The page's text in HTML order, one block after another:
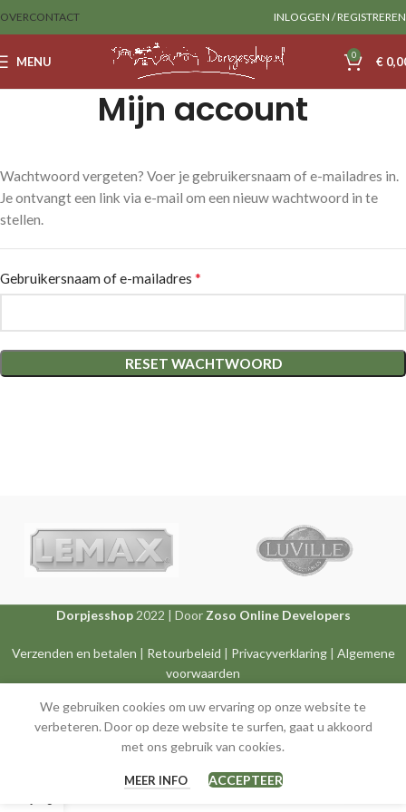
OVERCONTACT INLOGGEN / REGISTREREN
MENU 0 €
Mijn account
Wachtwoord vergeten? Voer je gebruikersnaam of e-mailadres in.
Je ontvangt een link via e-mail om een nieuw wachtwoord in te
stellen.
Gebruikersnaam of e-mailadres *
RESET WACHTWOORD
Dorpjesshop 2022 | Door Zoso Online Developers
Verzenden en betalen | Retourbeleid | Privacyverklaring| Algemene
voorwaarden
We gebruiken cookies om uw ervaring op onze website te
verbeteren. Door op deze website te surfen, gaat u akkoord
met ons gebruik van cookies.
MEER INFO ACCEPTEER